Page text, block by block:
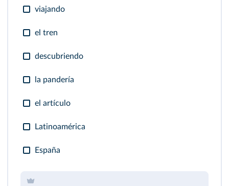
viajando
el tren
descubriendo
la pandería
el artículo
Latinoamérica
España